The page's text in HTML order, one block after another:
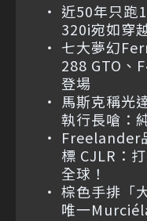
近50年只跑
320i宛如穿
七大夢幻
288 GTO、
登場
馬斯克稱光
執行長嗆：
Freelander
標 CJLR：
全球！
棕色手排「
唯一